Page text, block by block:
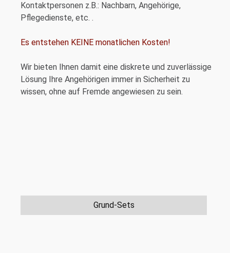
Kontaktpersonen z.B.: Nachbarn, Angehörige,
Pflegedienste, etc. .
Es entstehen KEINE monatlichen Kosten!
Wir bieten Ihnen damit eine diskrete und zuverlässige
Lösung Ihre Angehörigen immer in Sicherheit zu
wissen, ohne auf Fremde angewiesen zu sein.
Grund-Sets